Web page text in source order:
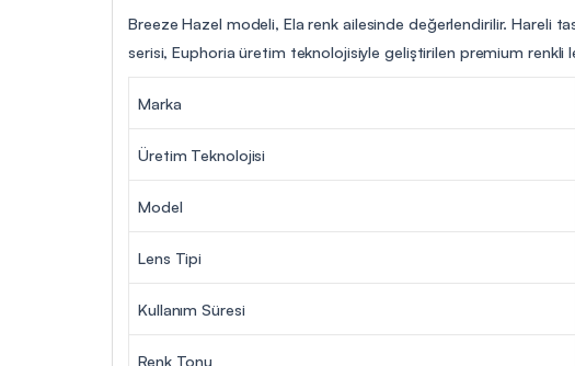
Breeze Hazel modeli, Ela renk ailesinde değerlendirilir. Hareli
serisi, Euphoria üretim teknolojisiyle geliştirilen premium renkli
Marka
Üretim Teknolojisi
Model
Lens Tipi
Kullanım Süresi
Renk Tonu